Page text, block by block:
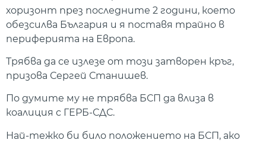
хоризонт през последните 2 години, което
обезсилва България и я поставя трайно в
периферията на Европа.
Трябва да се излезе от този затворен кръг,
призова Сергей Станишев.
По думите му не трябва БСП да влиза в
коалиция с ГЕРБ-СДС.
Най-тежко би било положението на БСП, ако